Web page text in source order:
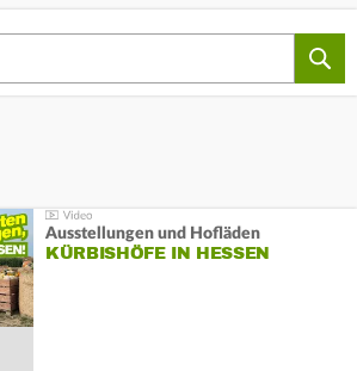
Ausstellungen und Hofläden
KÜRBISHÖFE IN HESSEN